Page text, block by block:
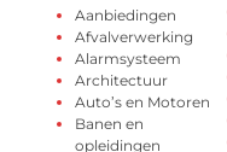
Aanbiedingen
Afvalverwerking
Alarmsysteem
Architectuur
Auto’s en Motoren
Banen en
opleidingen